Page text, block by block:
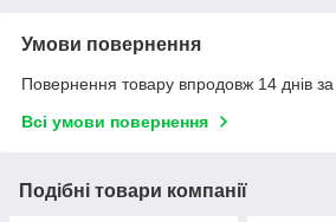
Умови повернення
Повернення товару впродовж 14 днів
Всі умови повернення
Подібні товари компанії